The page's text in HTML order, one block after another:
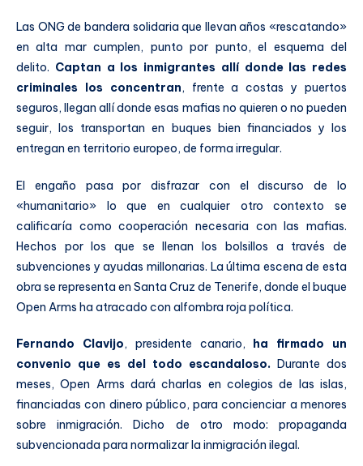
Las ONG de bandera solidaria que llevan años «rescatando»
en alta mar cumplen, punto por punto, el esquema del
delito. Captan a los inmigrantes allí donde las redes
criminales los concentran, frente a costas y puertos
seguros, llegan allí donde esas mafias no quieren o no pueden
seguir, los transportan en buques bien financiados y los
entregan en territorio europeo, de forma irregular.
El engaño pasa por disfrazar con el discurso de lo
«humanitario» lo que en cualquier otro contexto se
calificaría como cooperación necesaria con las mafias.
Hechos por los que se llenan los bolsillos a través de
subvenciones y ayudas millonarias. La última escena de esta
obra se representa en Santa Cruz de Tenerife, donde el buque
Open Arms ha atracado con alfombra roja política.
Fernando Clavijo, presidente canario,
ha firmado un
convenio que es del todo escandaloso. Durante dos
meses, Open Arms dará charlas en colegios de las islas,
financiadas con dinero público, para concienciar a menores
sobre inmigración. Dicho de otro modo: propaganda
subvencionada para normalizar la inmigración ilegal.